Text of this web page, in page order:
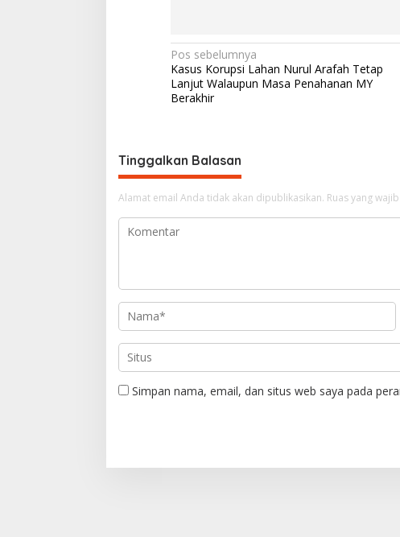
N
a
v
a
s
i
p
s
Pos sebelumnya
Kasus Korupsi Lahan Nurul Arafah Tetap
Lanjut Walaupun Masa Penahanan MY
Berakhir
Tinggalkan Balasan
Alamat email Anda tidak akan dipublikasikan. Ruas yang
Simpan nama, email, dan situs web saya pada